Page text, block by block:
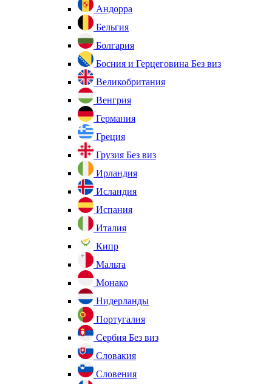
Андорра
Бельгия
Болгария
Босния и Герцеговина Без виз
Великобритания
Венгрия
Германия
Греция
Грузия Без виз
Ирландия
Исландия
Испания
Италия
Кипр
Мальта
Монако
Нидерланды
Португалия
Сербия Без виз
Словакия
Словения